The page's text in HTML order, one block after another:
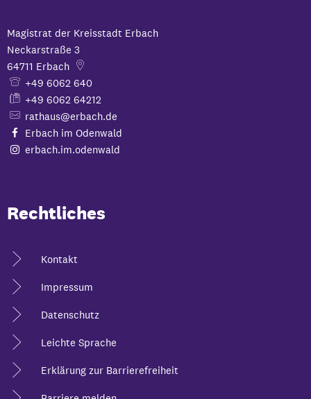
Magistrat der Kreisstadt Erbach
Neckarstraße 3
64711 Erbach
+49 6062 640
+49 6062 64212
rathaus@erbach.de
Erbach im Odenwald
erbach.im.odenwald
Rechtliches
Kontakt
Impressum
Datenschutz
Leichte Sprache
Erklärung zur Barrierefreiheit